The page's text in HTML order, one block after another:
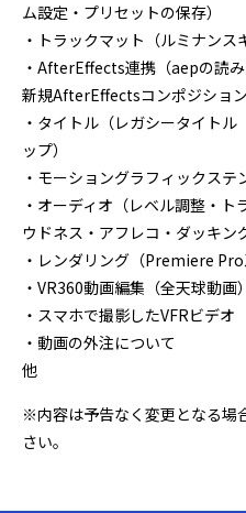
ム設定・プリセットの保存）
・トラックマット（ルミナンス
・AfterEffects連携（aepの読
新規AfterEffectsコンポジション
・タイトル（レガシータイト
ップ）
・モーショングラフィックステ
・オーディオ（レベル調整・
ウドネス・アフレコ・ダッキン
・レンダリング（Premiere
・VR360動画編集（全天球動画）
・スマホで撮影したVFRビデオ
・動画の外注について
他
※内容は予告なく変更となる場
さい。